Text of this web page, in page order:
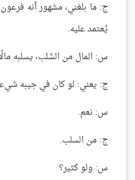
ج: ما بلغني، مشهور أنه
يُعتمد عليه.
س: المال من السَّلب، يسلبه
ج: يعني: لو كان في جيبه
س: نعم.
ج: من السلب.
س: ولو كثير؟